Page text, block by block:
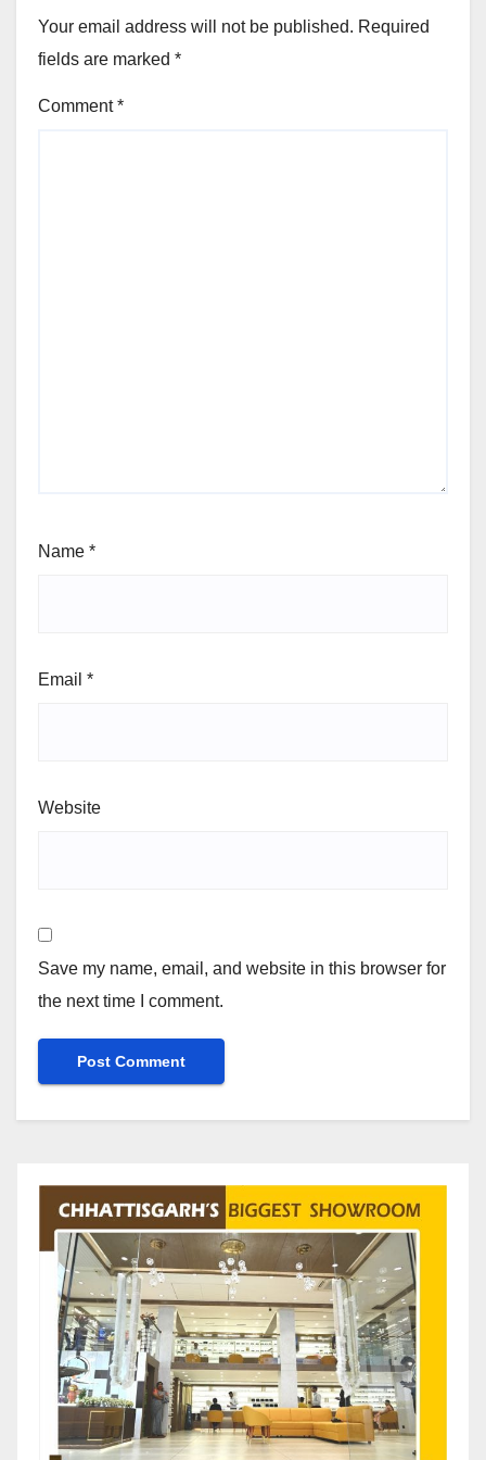
Your email address will not be published. Required
fields are marked *
Comment*
Name *
Email *
Website
Save my name, email, and website in this browser for
the next time I comment.